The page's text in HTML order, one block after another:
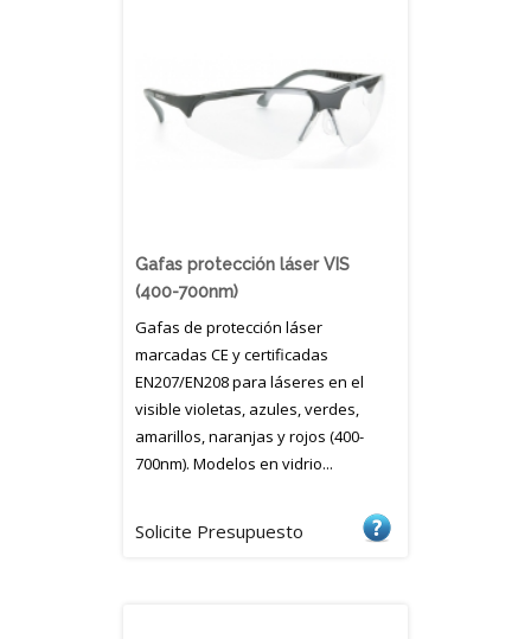
Gafas protección láser VIS
(400-700nm)
Gafas de protección láser
marcadas CE y certificadas
EN207/EN208 para láseres en el
visible violetas, azules, verdes,
amarillos, naranjas y rojos (400-
700nm). Modelos en vidrio...
Solicite Presupuesto